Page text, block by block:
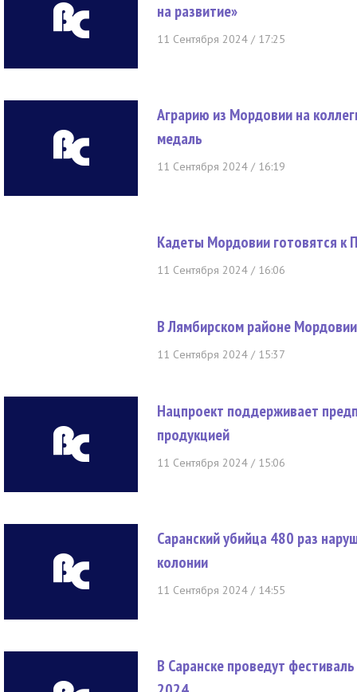
на развитие»
11 Сентября 2024 / 17:25
Аграрию из Мордовии на
медаль
11 Сентября 2024 / 16:19
Кадеты Мордовии готовятся к
11 Сентября 2024 / 16:06
В Лямбирском районе
11 Сентября 2024 / 15:37
Нацпроект поддерживает
продукцией
11 Сентября 2024 / 15:06
Саранский убийца 480 раз
колонии
11 Сентября 2024 / 14:55
В Саранске проведут